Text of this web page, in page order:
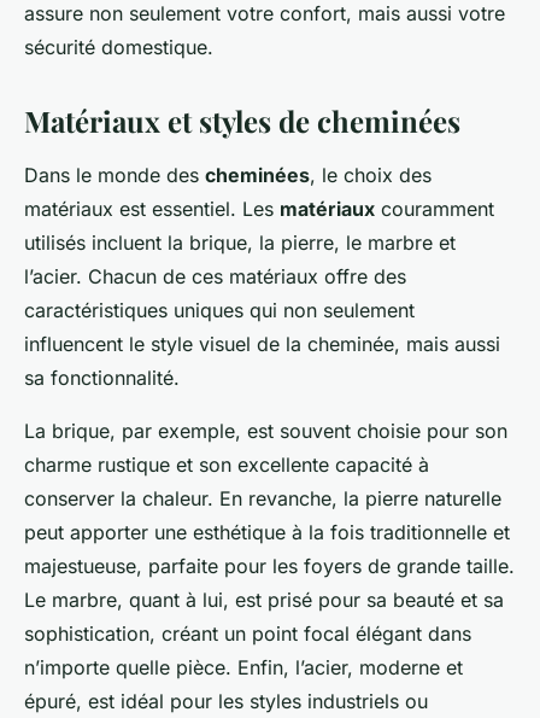
assure non seulement votre confort, mais aussi votre
sécurité domestique.
Matériaux et styles de cheminées
Dans le monde des cheminées, le choix des
matériaux est essentiel. Les matériaux couramment
utilisés incluent la brique, la pierre, le marbre et
l’acier. Chacun de ces matériaux offre des
caractéristiques uniques qui non seulement
influencent le style visuel de la cheminée, mais aussi
sa fonctionnalité.
La brique, par exemple, est souvent choisie pour son
charme rustique et son excellente capacité à
conserver la chaleur. En revanche, la pierre naturelle
peut apporter une esthétique à la fois traditionnelle et
majestueuse, parfaite pour les foyers de grande taille.
Le marbre, quant à lui, est prisé pour sa beauté et sa
sophistication, créant un point focal élégant dans
n’importe quelle pièce. Enfin, l’acier, moderne et
épuré, est idéal pour les styles industriels ou